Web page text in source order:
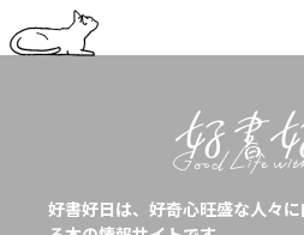
好書好日は、好奇心旺盛な人々